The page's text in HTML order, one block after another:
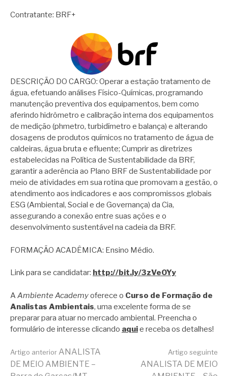
Contratante: BRF+
DESCRIÇÃO DO CARGO: Operar a estação tratamento de
água, efetuando análises Físico-Químicas, programando
manutenção preventiva dos equipamentos, bem como
aferindo hidrômetro e calibração interna dos equipamentos
de medição (phmetro, turbidímetro e balança) e alterando
dosagens de produtos químicos no tratamento de água de
caldeiras, água bruta e efluente; Cumprir as diretrizes
estabelecidas na Política de Sustentabilidade da BRF,
garantir a aderência ao Plano BRF de Sustentabilidade por
meio de atividades em sua rotina que promovam a gestão, o
atendimento aos indicadores e aos compromissos globais
ESG (Ambiental, Social e de Governança) da Cia,
assegurando a conexão entre suas ações e o
desenvolvimento sustentável na cadeia da BRF.
FORMAÇÃO ACADÊMICA: Ensino Médio.
Link para se candidatar: http://bit.ly/3zVeOYy
AAmbiente Academyoferece o Curso de Formação de
Analistas Ambientais, uma excelente forma de se
preparar para atuar no mercado ambiental. Preencha o
formulário de interesse clicando aquie receba os detalhes!
Continue
Artigo anterior ANALISTA
DE MEIO AMBIENTE –
Artigo seguinte
ANALISTA DE MEIO